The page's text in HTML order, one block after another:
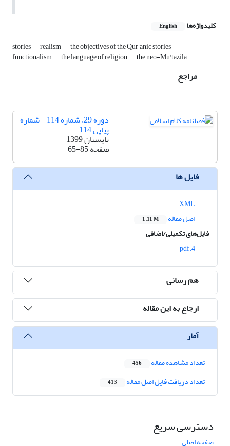
کلیدواژه‌ها English
stories realism the objectives of the Qur’anic stories
functionalism the language of religion the neo-Mu'tazila
مراجع
دوره 29، شماره 114 - شماره
پیاپی 114
تابستان 1399
صفحه65-85
فایل ها
اصل مقاله
1.11 M
فایل‌های تکمیلی/اضافی
4.pdf
هم رسانی
ارجاع به این مقاله
آمار
تعداد مشاهده مقاله 456
تعداد دریافت فایل اصل مقاله 413
دسترسی سریع
صفحه اصلی